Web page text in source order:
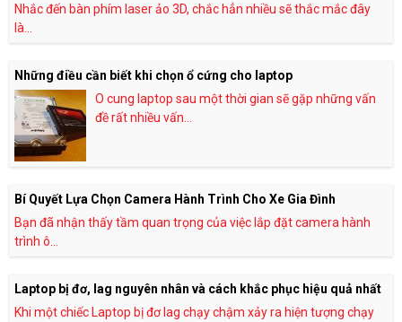
Nhắc đến bàn phím laser ảo 3D, chắc hẳn nhiều sẽ thắc mắc đây
là...
Những điều cần biết khi chọn ổ cứng cho laptop
O cung laptop sau một thời gian sẽ gặp những vấn
đề rất nhiều vấn...
Bí Quyết Lựa Chọn Camera Hành Trình Cho Xe Gia Đình
Bạn đã nhận thấy tầm quan trọng của việc lắp đặt camera hành
trình ô...
Laptop bị đơ, lag nguyên nhân và cách khắc phục hiệu quả nhất
Khi một chiếc Laptop bị đơ lag chạy chậm xảy ra hiện tượng chạy